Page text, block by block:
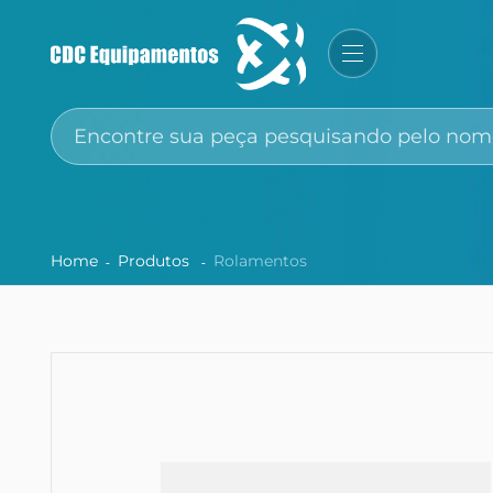
Home Produtos Rolamentos